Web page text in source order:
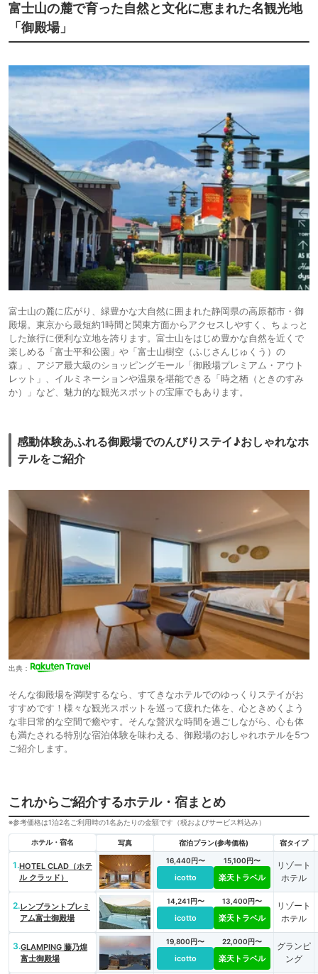
富士山の麓で育った自然と文化に恵まれた名観光地
「御殿場」
富士山の麓に広がり、緑豊かな大自然に囲まれた静岡県の高原都市・御
殿場。東京から最短約1時間と関東方面からアクセスしやすく、ちょっと
した旅行に便利な立地を誇ります。富士山をはじめ豊かな自然を近くで
楽しめる「富士平和公園」や「富士山樹空（ふじさんじゅくう）の
森」、アジア最大級のショッピングモール「御殿場プレミアム・アウト
レット」、イルミネーションや温泉を堪能できる「時之栖（ときのすみ
か）」など、魅力的な観光スポットの宝庫でもあります。
感動体験あふれる御殿場でのんびりステイ♪おしゃれなホ
テルをご紹介
出典：
そんな御殿場を満喫するなら、すてきなホテルでのゆっくりステイがお
すすめです！様々な観光スポットを巡って疲れた体を、心ときめくよう
な非日常的な空間で癒やす。そんな贅沢な時間を過ごしながら、心も体
も満たされる特別な宿泊体験を味わえる、御殿場のおしゃれホテルを5つ
ご紹介します。
これからご紹介するホテル・宿まとめ
※参考価格は1泊2名ご利用時の1名あたりの金額です（税およびサービス料込み）
ホテル・宿名 写真 宿泊プラン(参考価格) 宿タイプ
1.HOTEL CLAD（ホテ
ル クラッド）
16,440円〜
icotto
15,100円〜
楽天トラベル
リゾート
ホテル
2.レンブラントプレミ
アム富士御殿場
14,241円〜
icotto
13,400円〜
楽天トラベル
リゾート
ホテル
3.GLAMPING 藤乃煌
富士御殿場
19,800円〜
icotto
22,000円〜
楽天トラベル
グランピ
ング